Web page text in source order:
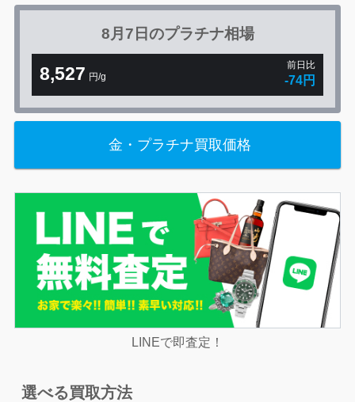
8月7日のプラチナ相場
8,527 円/g
前日比
-74円
金・プラチナ買取価格
LINEで即査定！
選べる買取方法